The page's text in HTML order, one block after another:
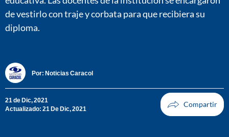
de vestirlo con traje y corbata para que recibiera su
diploma.
Por: Noticias Caracol
21 de Dic, 2021
Actualizado: 21 De Dic, 2021